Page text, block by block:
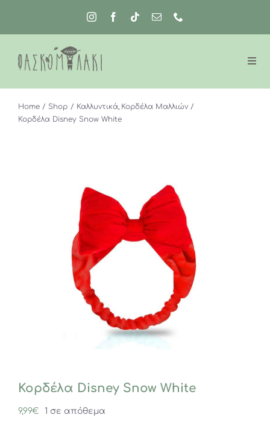
περιεχόμενο
Home Shop Καλλυντικά Κορδέλα Μαλλιών
Κορδέλα Disney Snow White
Κορδέλα Disney Snow White
9,99€ 1 σε απόθεμα